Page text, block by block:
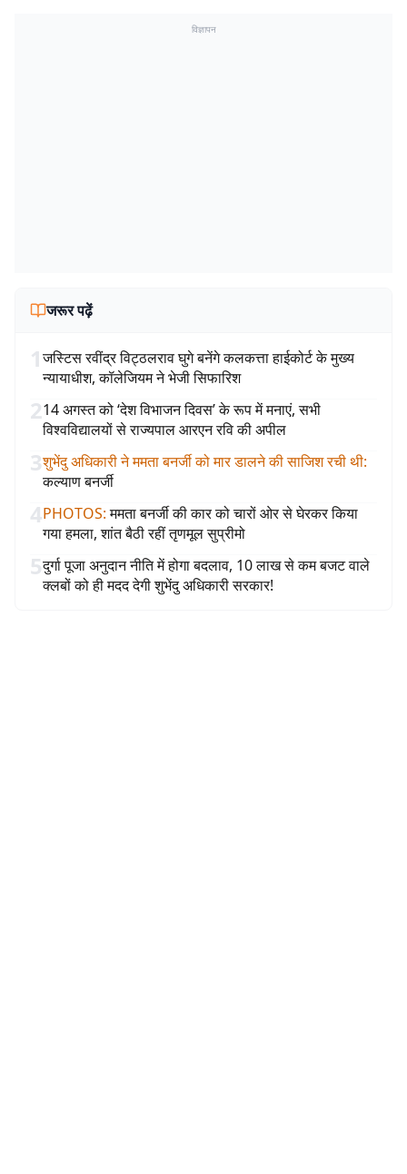
विज्ञापन
जरूर पढ़ें
1जस्टिस रवींद्र विट्ठलराव घुगे बनेंगे कलकत्ता हाईकोर्ट के मुख्य
न्यायाधीश, कॉलेजियम ने भेजी सिफारिश
214 अगस्त को ‘देश विभाजन दिवस’ के रूप में मनाएं, सभी
विश्वविद्यालयों से राज्यपाल आरएन रवि की अपील
3शुभेंदु अधिकारी ने ममता बनर्जी को मार डालने की साजिश रची थी:
कल्याण बनर्जी
4PHOTOS: ममता बनर्जी की कार को चारों ओर से घेरकर किया
गया हमला, शांत बैठी रहीं तृणमूल सुप्रीमो
5दुर्गा पूजा अनुदान नीति में होगा बदलाव, 10 लाख से कम बजट वाले
क्लबों को ही मदद देगी शुभेंदु अधिकारी सरकार!